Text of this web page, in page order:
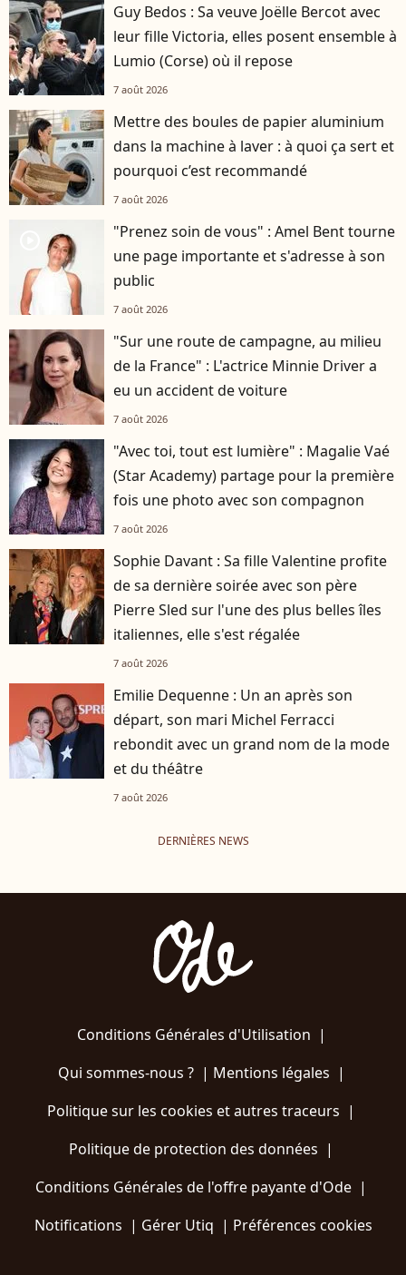
Guy Bedos : Sa veuve Joëlle Bercot avec
leur fille Victoria, elles posent ensemble à
Lumio (Corse) où il repose
7 août 2026
Mettre des boules de papier aluminium
dans la machine à laver : à quoi ça sert et
pourquoi c’est recommandé
7 août 2026
"Prenez soin de vous" : Amel Bent tourne
une page importante et s'adresse à son
public
7 août 2026
"Sur une route de campagne, au milieu
de la France" : L'actrice Minnie Driver a
eu un accident de voiture
7 août 2026
"Avec toi, tout est lumière" : Magalie Vaé
(Star Academy) partage pour la première
fois une photo avec son compagnon
7 août 2026
Sophie Davant : Sa fille Valentine profite
de sa dernière soirée avec son père
Pierre Sled sur l'une des plus belles îles
italiennes, elle s'est régalée
7 août 2026
Emilie Dequenne : Un an après son
départ, son mari Michel Ferracci
rebondit avec un grand nom de la mode
et du théâtre
7 août 2026
DERNIÈRES NEWS
Conditions Générales d'Utilisation |
Qui sommes-nous ?| Mentions légales |
Politique sur les cookies et autres traceurs |
Politique de protection des données |
Conditions Générales de l'offre payante d'Ode |
Notifications | Gérer Utiq | Préférences cookies